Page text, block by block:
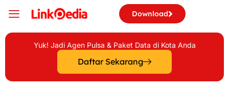
Download
Yuk! Jadi Agen Pulsa & Paket Data di Kota Anda
Daftar Sekarang